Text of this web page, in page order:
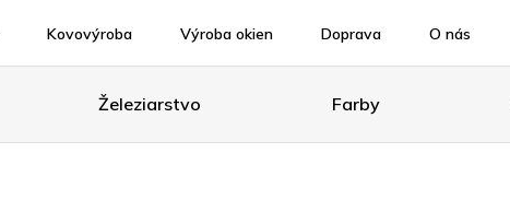
Kovovýroba Výroba okien Doprava O nás
Železiarstvo Farby